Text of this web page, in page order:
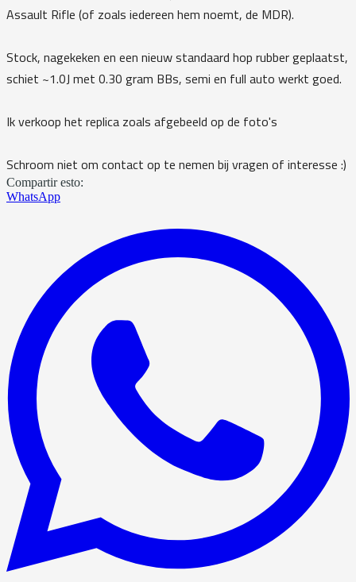
Assault Rifle (of zoals iedereen hem noemt, de MDR).
Stock, nagekeken en een nieuw standaard hop rubber geplaatst,
schiet ~1.0J met 0.30 gram BBs, semi en full auto werkt goed.
Ik verkoop het replica zoals afgebeeld op de foto's
Schroom niet om contact op te nemen bij vragen of interesse :)
Compartir esto:
WhatsApp